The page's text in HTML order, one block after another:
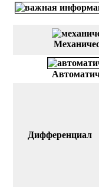
Дифференциал